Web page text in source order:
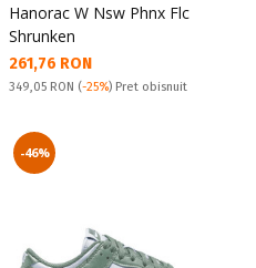
Hanorac W Nsw Phnx Flc
Shrunken
Текуща цена:
261,76 RON
Pret obisnuit:
349,05 RON (-25%) Pret obisnuit
-46%